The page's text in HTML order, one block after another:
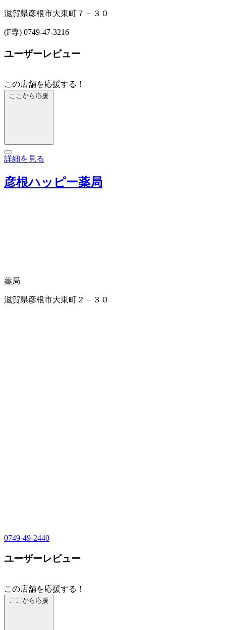
滋賀県彦根市大東町７－３０
(F専) 0749-47-3216
ユーザーレビュー
この店舗を応援する！
ここから応援
詳細を見る
彦根ハッピー薬局
薬局
滋賀県彦根市大東町２－３０
0749-49-2440
ユーザーレビュー
この店舗を応援する！
ここから応援